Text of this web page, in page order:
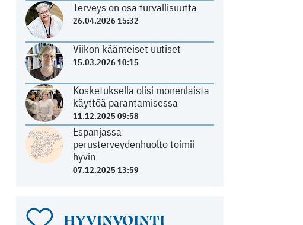
Terveys on osa turvallisuutta
26.04.2026 15:32
Viikon käänteiset uutiset
15.03.2026 10:15
Kosketuksella olisi monenlaista
käyttöä parantamisessa
11.12.2025 09:58
Espanjassa
perusterveydenhuolto toimii
hyvin
07.12.2025 13:59
HYVINVOINTI